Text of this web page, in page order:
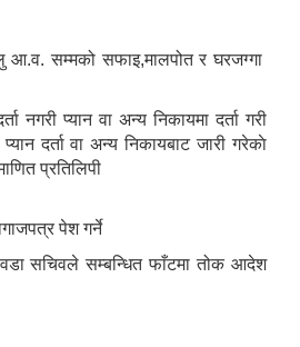
सम्मको सफाइ,मालपोत र घरजग्गा
नगरी प्यान वा अन्य निकायमा दर्ता गरी
दर्ता वा अन्य निकायबाट जारी गरेकाे
प्रतिलिपी
पेश गर्ने
सचिवले सम्बन्धित फाँटमा तोक आदेश